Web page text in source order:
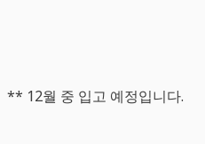
** 12월 중 입고 예정입니다.